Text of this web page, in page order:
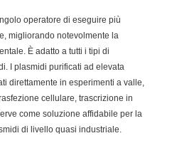
operatore di eseguire più
migliorando notevolmente la
È adatto a tutti i tipi di
I plasmidi purificati ad elevata
direttamente in esperimenti a valle,
cellulare, trascrizione in
come soluzione affidabile per la
di livello quasi industriale.